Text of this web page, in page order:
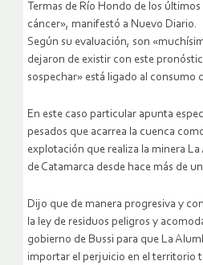
Termas de Río Hondo de los
cáncer», manifestó a Nuevo Diario.
Según su evaluación, son
dejaron de existir con este
sospechar» está ligado al consumo
En este caso particular apunta
pesados que acarrea la cuenca
explotación que realiza la minera
de Catamarca desde hace más de
Dijo que de manera progresiva y
la ley de residuos peligros y
gobierno de Bussi para que La
importar el perjuicio en el territorio